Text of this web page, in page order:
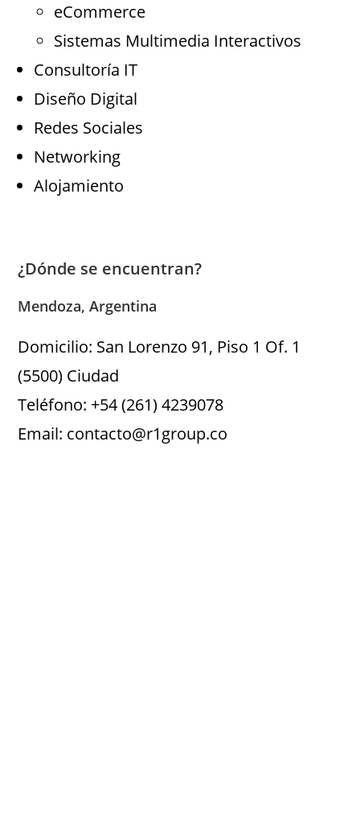
eCommerce
Sistemas Multimedia Interactivos
Consultoría IT
Diseño Digital
Redes Sociales
Networking
Alojamiento
¿Dónde se encuentran?
Mendoza, Argentina
Domicilio: San Lorenzo 91, Piso 1 Of. 1
(5500) Ciudad
Teléfono: +54 (261) 4239078
Email: contacto@r1group.co